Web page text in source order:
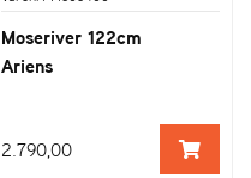
Moseriver 122cm
Ariens
2.790,00